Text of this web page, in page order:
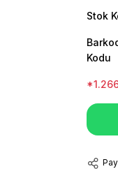
Stok
Kodu